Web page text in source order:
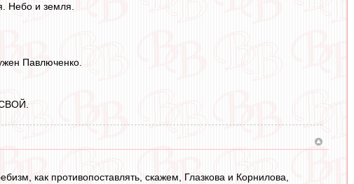
Небо и земля.
Павлюченко.
СВОЙ.
как противопоставлять, скажем, Глазкова и Корнилова,